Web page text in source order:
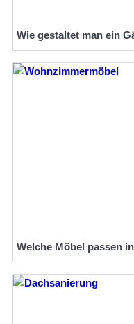
Wie gestaltet man ein
Welche Möbel passen